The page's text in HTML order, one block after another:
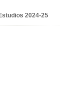
2024-25